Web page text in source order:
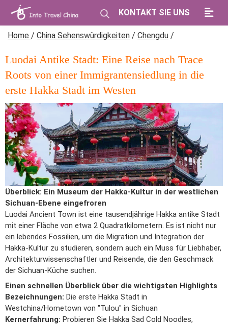
KONTAKT SIE UNS
Home / China Sehenswürdigkeiten / Chengdu /
Luodai Antike Stadt: Eine Reise nach Trace
Roots von einer Immigrantensiedlung in die
erste Hakka Stadt im Westen
Überblick: Ein Museum der Hakka-Kultur in der westlichen
Sichuan-Ebene eingefroren
Luodai Ancient Town ist eine tausendjährige Hakka antike Stadt
mit einer Fläche von etwa 2 Quadratkilometern. Es ist nicht nur
ein lebendes Fossilien, um die Migration und Integration der
Hakka-Kultur zu studieren, sondern auch ein Muss für Liebhaber,
Architekturwissenschaftler und Reisende, die den Geschmack
der Sichuan-Küche suchen.
Einen schnellen Überblick über die wichtigsten Highlights
Bezeichnungen: Die erste Hakka Stadt in
Westchina/Hometown von "Tulou" in Sichuan
Kernerfahrung: Probieren Sie Hakka Sad Cold Noodles,